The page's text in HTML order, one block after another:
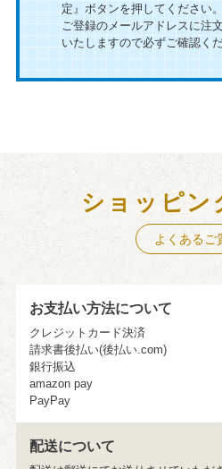
定』ボタンを押してください。
ご登録のメールアドレスに注
いたしますので必ずご確認くだ
ショッピン
よくあるご
お支払い方法について
クレジットカード決済
請求書後払い(後払い.com)
銀行振込
amazon pay
PayPay
配送について